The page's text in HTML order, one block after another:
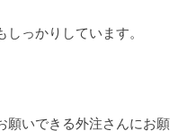
っかりしています。
願いできる外注さんにお願